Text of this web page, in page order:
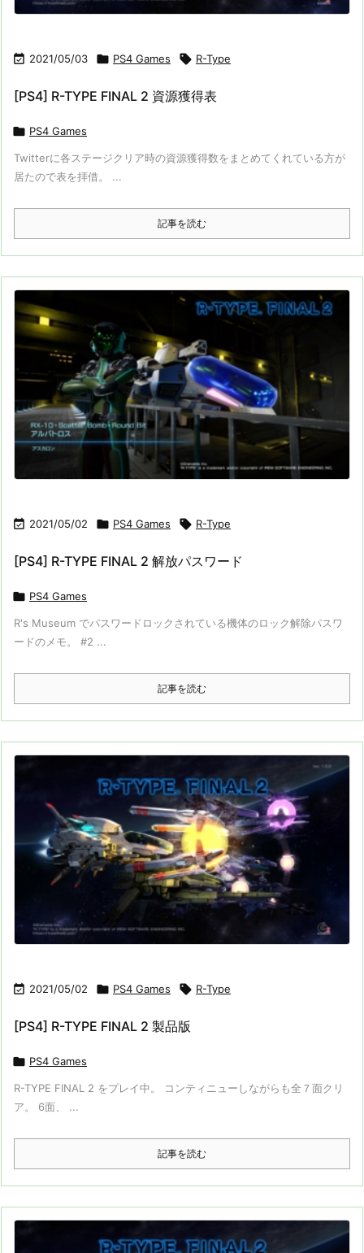
 2021/05/03  PS4 Games  R-Type
[PS4] R-TYPE FINAL 2 資源獲得表
 PS4 Games
Twitterに各ステージクリア時の資源獲得数をまとめてくれている方が
居たので表を拝借。 ...
記事を読む
 2021/05/02  PS4 Games  R-Type
[PS4] R-TYPE FINAL 2 解放パスワード
 PS4 Games
R's Museum でパスワードロックされている機体のロック解除パスワ
ードのメモ。 #2 ...
記事を読む
 2021/05/02  PS4 Games  R-Type
[PS4] R-TYPE FINAL 2 製品版
 PS4 Games
R-TYPE FINAL 2 をプレイ中。 コンティニューしながらも全７面クリ
ア。 6面、 ...
記事を読む